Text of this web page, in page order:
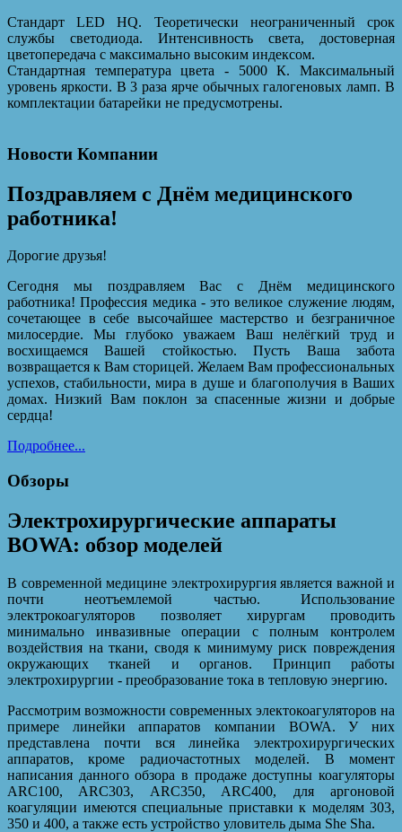
Стандарт LED HQ. Теоретически неограниченный срок
службы светодиода. Интенсивность света, достоверная
цветопередача с максимально высоким индексом.
Стандартная температура цвета - 5000 К. Максимальный
уровень яркости. В 3 раза ярче обычных галогеновых ламп. В
комплектации батарейки не предусмотрены.
Новости Компании
Поздравляем с Днём медицинского
работника!
Дорогие друзья!
Сегодня мы поздравляем Вас с Днём медицинского
работника! Профессия медика - это великое служение людям,
сочетающее в себе высочайшее мастерство и безграничное
милосердие. Мы глубоко уважаем Ваш нелёгкий труд и
восхищаемся Вашей стойкостью. Пусть Ваша забота
возвращается к Вам сторицей. Желаем Вам профессиональных
успехов, стабильности, мира в душе и благополучия в Ваших
домах. Низкий Вам поклон за спасенные жизни и добрые
сердца!
Подробнее...
Обзоры
Электрохирургические аппараты
BOWA: обзор моделей
В современной медицине электрохирургия является важной и
почти неотъемлемой частью. Использование
электрокоагуляторов позволяет хирургам проводить
минимально инвазивные операции с полным контролем
воздействия на ткани, сводя к минимуму риск повреждения
окружающих тканей и органов. Принцип работы
электрохирургии - преобразование тока в тепловую энергию.
Рассмотрим возможности современных электокоагуляторов на
примере линейки аппаратов компании BОWA. У них
представлена почти вся линейка электрохирургических
аппаратов, кроме радиочастотных моделей. В момент
написания данного обзора в продаже доступны коагуляторы
ARC100, ARC303, ARC350, ARC400, для аргоновой
коагуляции имеются специальные приставки к моделям 303,
350 и 400, а также есть устройство уловитель дыма She Sha.